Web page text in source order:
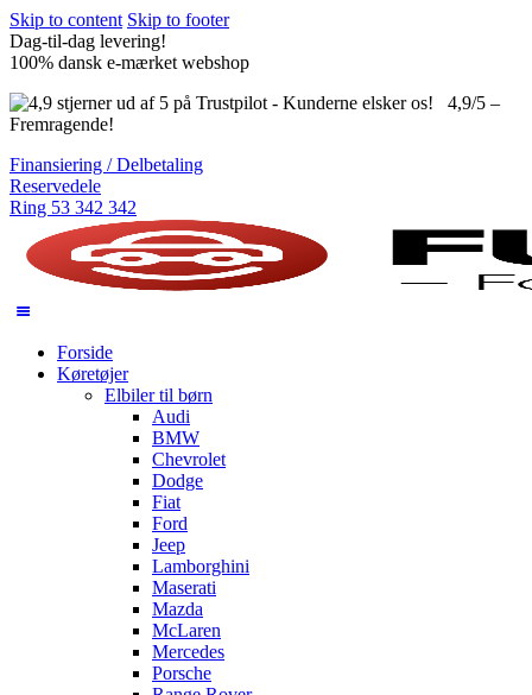
Skip to content Skip to footer
Dag-til-dag levering!
100% dansk e-mærket webshop
4,9/5 –
Fremragende!
Finansiering / Delbetaling
Reservedele
Ring 53 342 342
Forside
Køretøjer
Elbiler til børn
Audi
BMW
Chevrolet
Dodge
Fiat
Ford
Jeep
Lamborghini
Maserati
Mazda
McLaren
Mercedes
Porsche